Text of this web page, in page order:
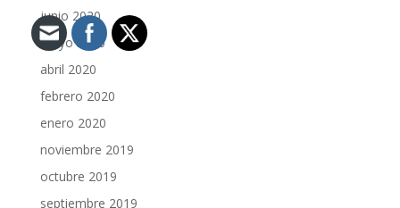
junio 2020
mayo 2020
abril 2020
febrero 2020
enero 2020
noviembre 2019
octubre 2019
septiembre 2019